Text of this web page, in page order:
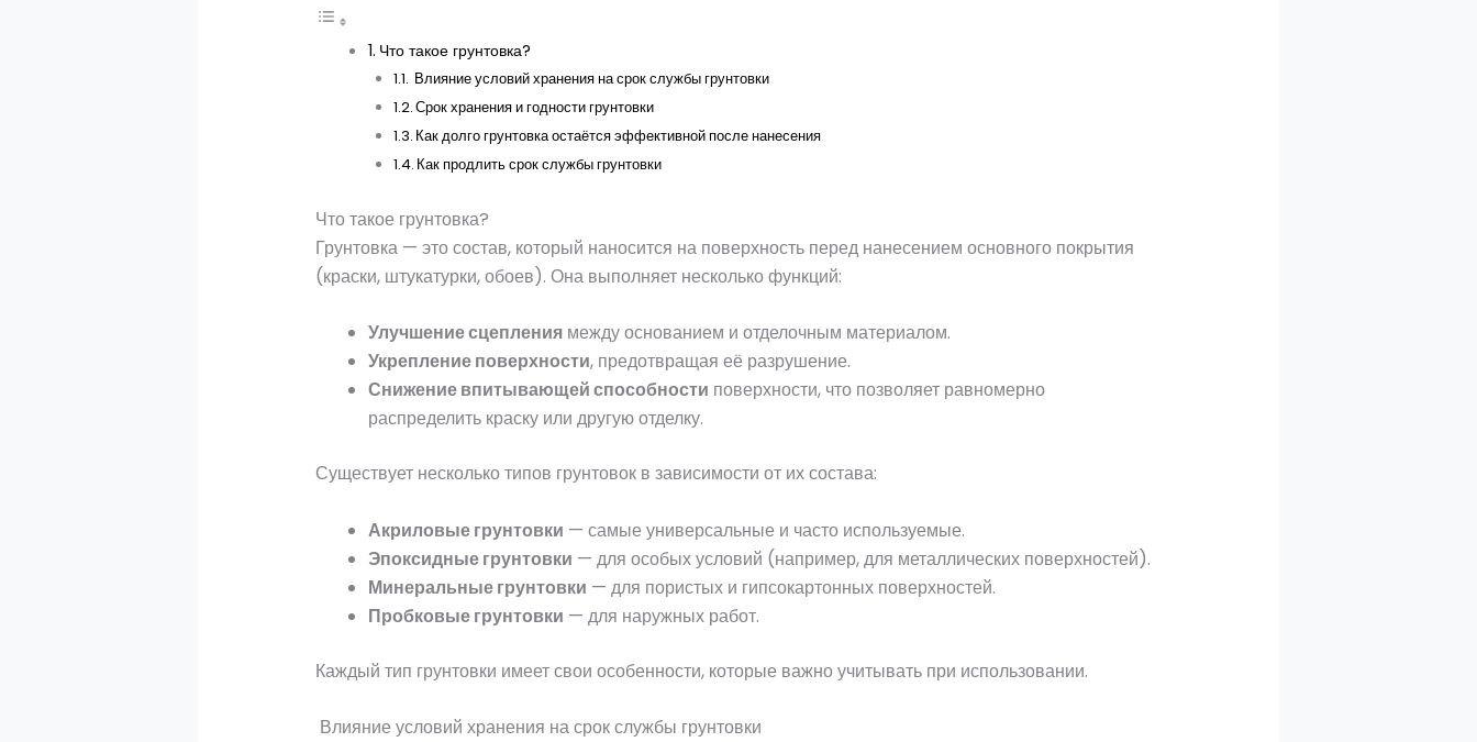
Что такое грунтовка?
Влияние условий хранения на срок службы грунтовки
Срок хранения и годности грунтовки
Как долго грунтовка остаётся эффективной после нанесения
Как продлить срок службы грунтовки
Что такое грунтовка?
Грунтовка — это состав, который наносится на поверхность перед нанесением основного покрытия
(краски, штукатурки, обоев). Она выполняет несколько функций:
Улучшение сцеплениямежду основанием и отделочным материалом.
Укрепление поверхности, предотвращая её разрушение.
Снижение впитывающей способности поверхности, что позволяет равномерно
распределить краску или другую отделку.
Существует несколько типов грунтовок в зависимости от их состава:
Акриловые грунтовки — самые универсальные и часто используемые.
Эпоксидные грунтовки — для особых условий (например, для металлических поверхностей).
Минеральные грунтовки — для пористых и гипсокартонных поверхностей.
Пробковые грунтовки — для наружных работ.
Каждый тип грунтовки имеет свои особенности, которые важно учитывать при использовании.
Влияние условий хранения на срок службы грунтовки